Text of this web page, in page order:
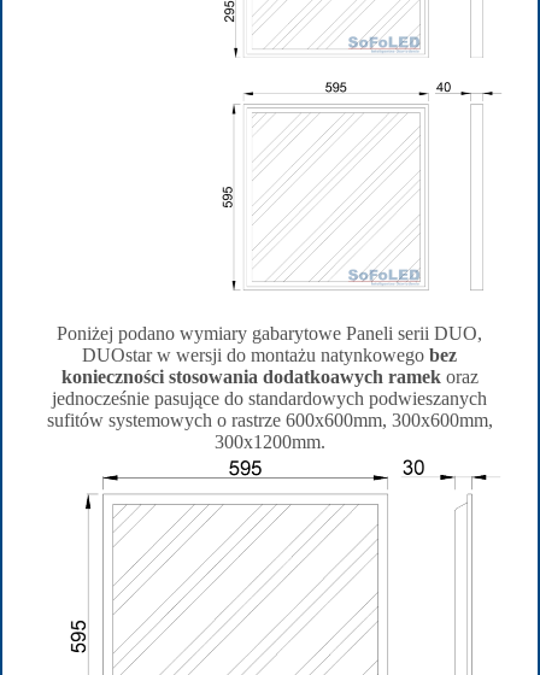
Poniżej podano wymiary gabarytowe Paneli serii DUO,
DUOstar w wersji do montażu natynkowego bez
konieczności stosowania dodatkoawych ramekoraz
jednocześnie pasujące do standardowych podwieszanych
sufitów systemowych o rastrze 600x600mm, 300x600mm,
300x1200mm.